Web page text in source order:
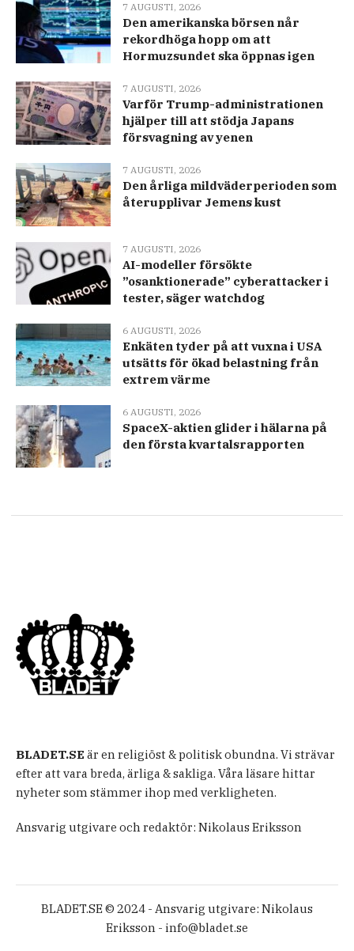
7 AUGUSTI, 2026
Den amerikanska börsen når
rekordhöga hopp om att
Hormuzsundet ska öppnas igen
7 AUGUSTI, 2026
Varför Trump-administrationen
hjälper till att stödja Japans
försvagning av yenen
7 AUGUSTI, 2026
Den årliga mildväderperioden som
återupplivar Jemens kust
7 AUGUSTI, 2026
AI-modeller försökte
”osanktionerade” cyberattacker i
tester, säger watchdog
6 AUGUSTI, 2026
Enkäten tyder på att vuxna i USA
utsätts för ökad belastning från
extrem värme
6 AUGUSTI, 2026
SpaceX-aktien glider i hälarna på
den första kvartalsrapporten
BLADET.SE är en religiöst & politisk obundna. Vi strävar
efter att vara breda, ärliga & sakliga. Våra läsare hittar
nyheter som stämmer ihop med verkligheten.
Ansvarig utgivare och redaktör: Nikolaus Eriksson
BLADET.SE © 2024 - Ansvarig utgivare: Nikolaus
Eriksson - info@bladet.se